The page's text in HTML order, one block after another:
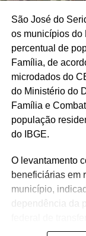
São José do
os municípios do
percentual de
Família, de
microdados do
do Ministério do
Família e
população
do IBGE.
O levantamento
beneficiárias em
município,
dependência da